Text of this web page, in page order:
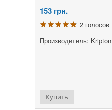
153 грн.
2 голосов
Производитель: Kripton
Купить